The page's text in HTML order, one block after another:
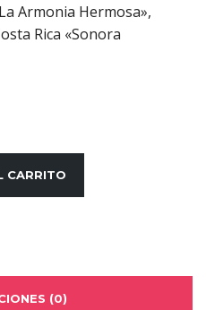
Armonia Hermosa»,
Rica «Sonora
CARRITO
(0)